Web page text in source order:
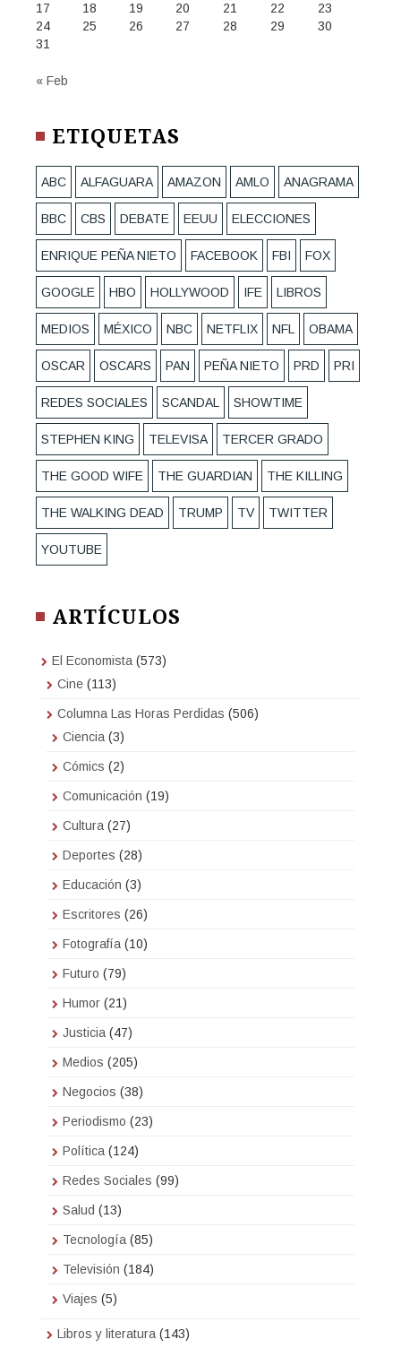
17
18 19 20 21 22
23
24
25 26 27 28 29
30
31
« Feb
ETIQUETAS
ABC ALFAGUARA AMAZON AMLO ANAGRAMA
BBC CBS DEBATE EEUU ELECCIONES
ENRIQUE PEÑA NIETO FACEBOOK FBI FOX
GOOGLE HBO HOLLYWOOD IFE LIBROS
MEDIOS MÉXICO NBC NETFLIX NFL OBAMA
OSCAR OSCARS PAN PEÑA NIETO PRD PRI
REDES SOCIALES SCANDAL SHOWTIME
STEPHEN KING TELEVISA TERCER GRADO
THE GOOD WIFE THE GUARDIAN THE KILLING
THE WALKING DEAD TRUMP TV TWITTER
YOUTUBE
ARTÍCULOS
El Economista (573)
Cine (113)
Columna Las Horas Perdidas (506)
Ciencia (3)
Cómics (2)
Comunicación (19)
Cultura (27)
Deportes (28)
Educación (3)
Escritores (26)
Fotografía (10)
Futuro (79)
Humor (21)
Justicia (47)
Medios (205)
Negocios (38)
Periodismo (23)
Política (124)
Redes Sociales (99)
Salud (13)
Tecnología (85)
Televisión (184)
Viajes (5)
Libros y literatura (143)